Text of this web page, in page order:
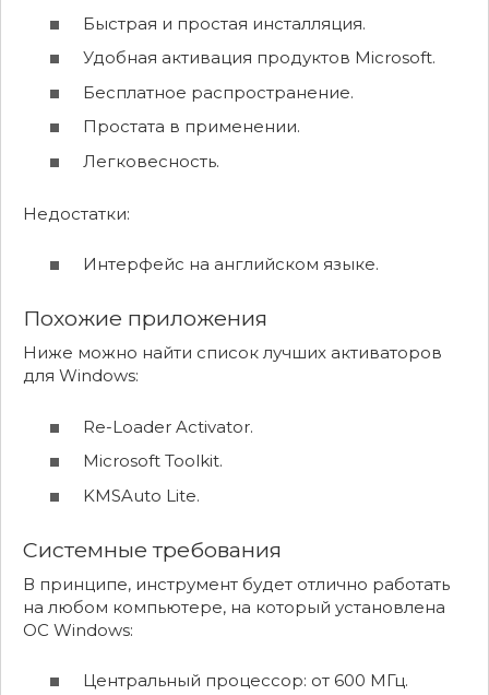
Быстрая и простая инсталляция.
Удобная активация продуктов Microsoft.
Бесплатное распространение.
Простата в применении.
Легковесность.
Недостатки:
Интерфейс на английском языке.
Похожие приложения
Ниже можно найти список лучших активаторов
для Windows:
Re-Loader Activator.
Microsoft Toolkit.
KMSAuto Lite.
Системные требования
В принципе, инструмент будет отлично работать
на любом компьютере, на который установлена
ОС Windows:
Центральный процессор: от 600 МГц.